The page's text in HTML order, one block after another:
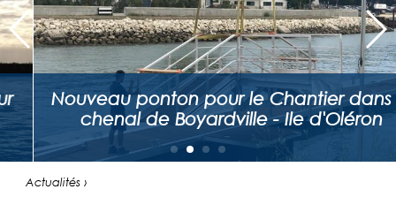
Nouveau ponton pour le Chantier dans le
chenal de Boyardville - Ile d'Oléron
Actualités ›